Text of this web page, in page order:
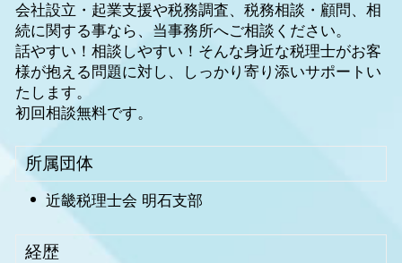
会社設立・起業支援や税務調査、税務相談・顧問、相
続に関する事なら、当事務所へご相談ください。
話やすい！相談しやすい！そんな身近な税理士がお客
様が抱える問題に対し、しっかり寄り添いサポートい
たします。
初回相談無料です。
所属団体
近畿税理士会 明石支部
経歴